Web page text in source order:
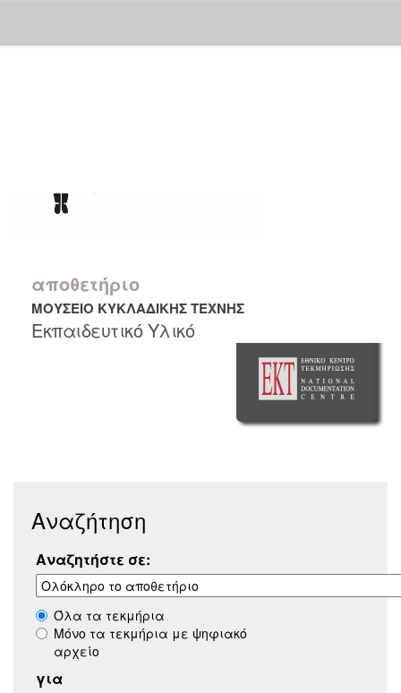
αποθετήριο
ΜΟΥΣΕΙΟ ΚΥΚΛΑΔΙΚΗΣ ΤΕΧΝΗΣ
Εκπαιδευτικό Υλικό
Αναζήτηση
Αναζητήστε σε:
Όλα τα τεκμήρια
Μόνο τα τεκμήρια με ψηφιακό
αρχείο
για